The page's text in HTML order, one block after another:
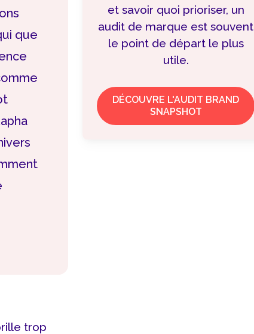
que
trop
et savoir quoi prioriser, un
audit de marque est souvent
le point de départ le plus
utile.
DÉCOUVRE L'AUDIT BRAND
SNAPSHOT